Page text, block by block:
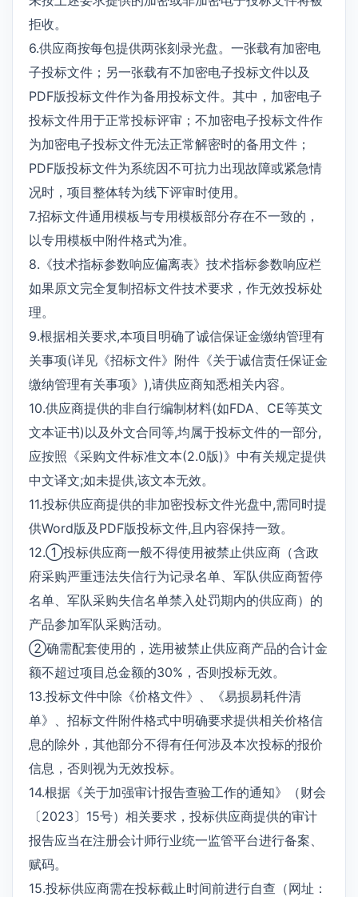
拒收。
6.供应商按每包提供两张刻录光盘。一张载有加密电
子投标文件；另一张载有不加密电子投标文件以及
PDF版投标文件作为备用投标文件。其中，加密电子
投标文件用于正常投标评审；不加密电子投标文件作
为加密电子投标文件无法正常解密时的备用文件；
PDF版投标文件为系统因不可抗力出现故障或紧急情
况时，项目整体转为线下评审时使用。
7.招标文件通用模板与专用模板部分存在不一致的，
以专用模板中附件格式为准。
8.《技术指标参数响应偏离表》技术指标参数响应栏
如果原文完全复制招标文件技术要求，作无效投标处
理。
9.根据相关要求,本项目明确了诚信保证金缴纳管理有
关事项(详见《招标文件》附件《关于诚信责任保证金
缴纳管理有关事项》),请供应商知悉相关内容。
10.供应商提供的非自行编制材料(如FDA、CE等英文
文本证书)以及外文合同等,均属于投标文件的一部分,
应按照《采购文件标准文本(2.0版)》中有关规定提供
中文译文;如未提供,该文本无效。
11.投标供应商提供的非加密投标文件光盘中,需同时提
供Word版及PDF版投标文件,且内容保持一致。
12.①投标供应商一般不得使用被禁止供应商（含政
府采购严重违法失信行为记录名单、军队供应商暂停
名单、军队采购失信名单禁入处罚期内的供应商）的
产品参加军队采购活动。
②确需配套使用的，选用被禁止供应商产品的合计金
额不超过项目总金额的30%，否则投标无效。
13.投标文件中除《价格文件》、《易损易耗件清
单》、招标文件附件格式中明确要求提供相关价格信
息的除外，其他部分不得有任何涉及本次投标的报价
信息，否则视为无效投标。
14.根据《关于加强审计报告查验工作的通知》（财会
〔2023〕15号）相关要求，投标供应商提供的审计
报告应当在注册会计师行业统一监管平台进行备案、
赋码。
15.投标供应商需在投标截止时间前进行自查（网址：